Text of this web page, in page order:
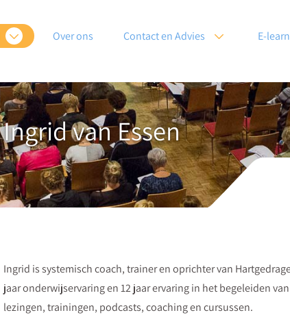
Over ons Contact en Advies E-
Ingrid van Essen
Ingrid is systemisch coach, trainer en oprichter van
jaar onderwijservaring en 12 jaar ervaring in het begeleiden
lezingen, trainingen, podcasts, coaching en cursussen.